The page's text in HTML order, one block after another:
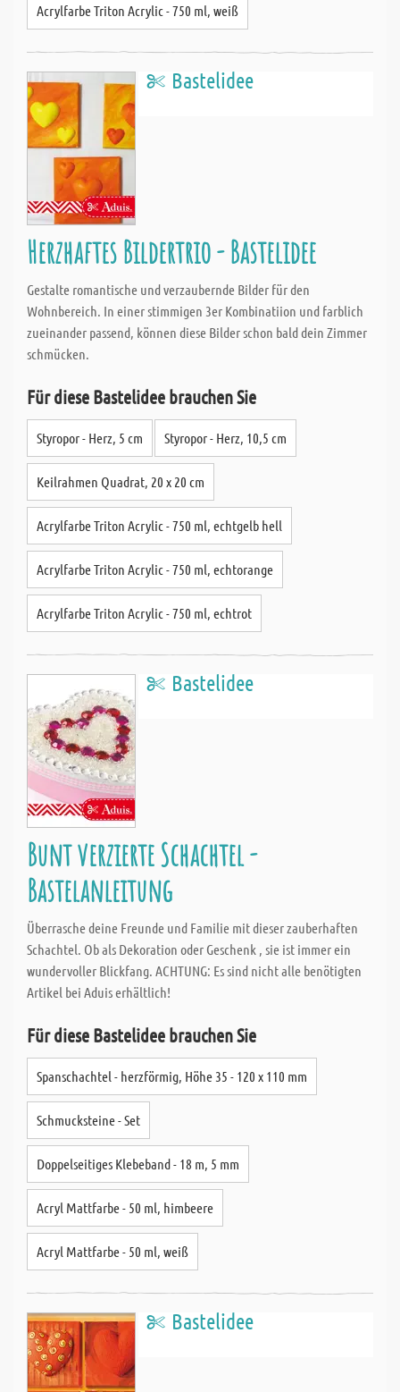
Acrylfarbe Triton Acrylic - 750 ml, weiß
Bastelidee
Herzhaftes Bildertrio - Bastelidee
Gestalte romantische und verzaubernde Bilder für den
Wohnbereich. In einer stimmigen 3er Kombinatiion und farblich
zueinander passend, können diese Bilder schon bald dein Zimmer
schmücken.
Für diese Bastelidee brauchen Sie
Styropor - Herz, 5 cm Styropor - Herz, 10,5 cm
Keilrahmen Quadrat, 20 x 20 cm
Acrylfarbe Triton Acrylic - 750 ml, echtgelb hell
Acrylfarbe Triton Acrylic - 750 ml, echtorange
Acrylfarbe Triton Acrylic - 750 ml, echtrot
Bastelidee
Bunt verzierte Schachtel -
Bastelanleitung
Überrasche deine Freunde und Familie mit dieser zauberhaften
Schachtel. Ob als Dekoration oder Geschenk , sie ist immer ein
wundervoller Blickfang. ACHTUNG: Es sind nicht alle benötigten
Artikel bei Aduis erhältlich!
Für diese Bastelidee brauchen Sie
Spanschachtel - herzförmig, Höhe 35 - 120 x 110 mm
Schmucksteine - Set
Doppelseitiges Klebeband - 18 m, 5 mm
Acryl Mattfarbe - 50 ml, himbeere
Acryl Mattfarbe - 50 ml, weiß
Bastelidee